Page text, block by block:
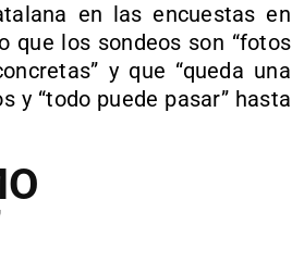
en las encuestas en
que los sondeos son “fotos
y que “queda una
y “todo puede pasar” hasta